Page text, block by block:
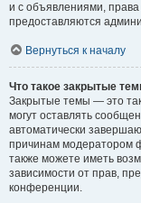
и с объявлениями,
предоставляются
Вернуться к началу
Что такое закрытые
Закрытые темы — это
могут оставлять
автоматически
причинам модератором
также можете иметь
зависимости от прав,
конференции.